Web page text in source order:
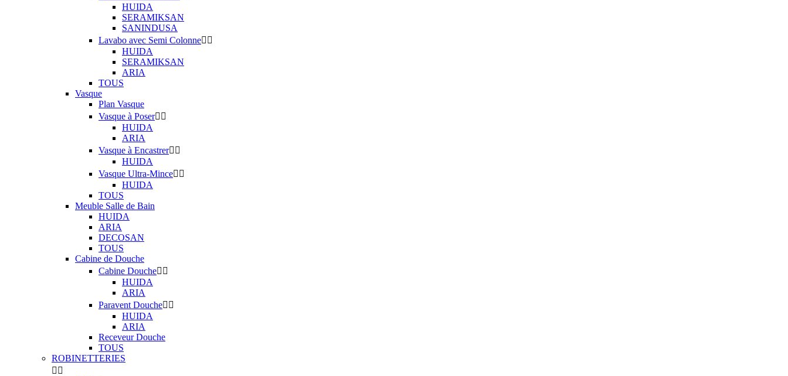
HUIDA
SERAMIKSAN
SANINDUSA
Lavabo avec Semi Colonne 
HUIDA
SERAMIKSAN
ARIA
TOUS
Vasque
Plan Vasque
Vasque à Poser 
HUIDA
ARIA
Vasque à Encastrer 
HUIDA
Vasque Ultra-Mince 
HUIDA
TOUS
Meuble Salle de Bain
HUIDA
ARIA
DECOSAN
TOUS
Cabine de Douche
Cabine Douche 
HUIDA
ARIA
Paravent Douche 
HUIDA
ARIA
Receveur Douche
TOUS
ROBINETTERIES
 